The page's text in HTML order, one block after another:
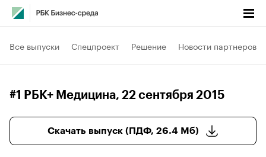
Все выпуски Спецпроект Решение Новости партнеров
#1 РБК+ Медицина, 22 сентября 2015
Скачать выпуск (ПДФ, 26.4 Мб)